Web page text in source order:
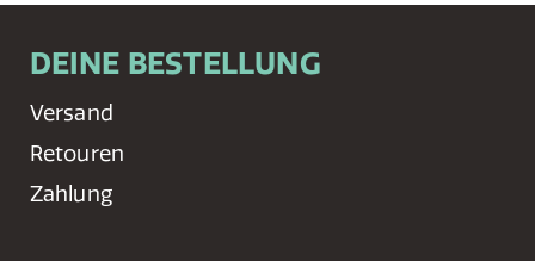
DEINE BESTELLUNG
Versand
Retouren
Zahlung